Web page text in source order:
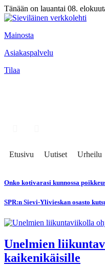
Tänään on lauantai 08.
Mainosta
Asiakaspalvelu
Tilaa
Etusivu Uutiset Urheilu
Onko kotivarasi kunnossa
SPR:n Sievi-Ylivieskan osasto
Unelmien
kaikenikäisille